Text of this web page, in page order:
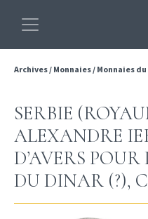
Archives/ Monnaies/ Monnaies
SERBIE
ALEXANDRE
D’AVERS
DU DINAR (?),